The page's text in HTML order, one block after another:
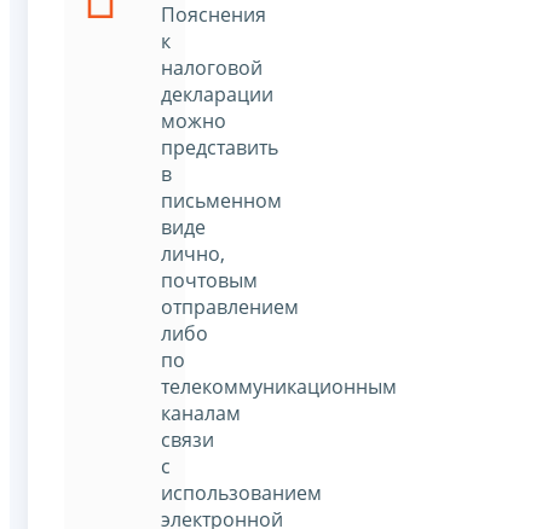
Пояснения
к
налоговой
декларации
можно
представить
в
письменном
виде
лично,
почтовым
отправлением
либо
по
телекоммуникационным
каналам
связи
с
использованием
электронной